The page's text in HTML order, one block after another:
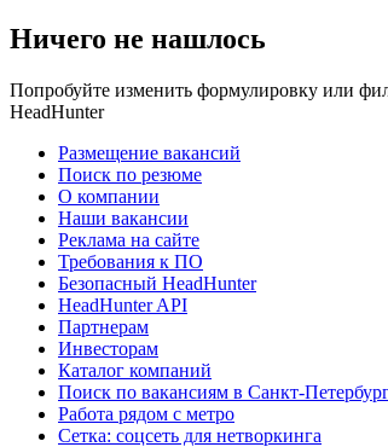
Ничего не нашлось
Попробуйте изменить формулировку или
HeadHunter
Размещение вакансий
Поиск по резюме
О компании
Наши вакансии
Реклама на сайте
Требования к ПО
Безопасный HeadHunter
HeadHunter API
Партнерам
Инвесторам
Каталог компаний
Поиск по вакансиям в Санкт-
Работа рядом с метро
Сетка: соцсеть для нетворкинга